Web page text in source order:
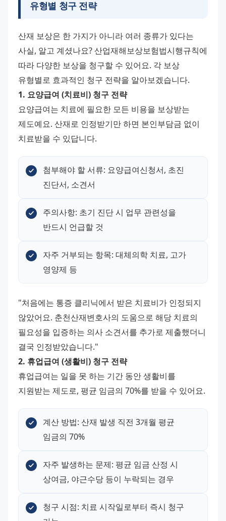
유형별 청구 전략
산재 보상은 한 가지가 아니라 여러 종류가 있다는
사실, 알고 계셨나요? 산업재해보상보험법시행규칙에
따라 다양한 보상을 청구할 수 있어요. 각 보상
유형별로 효과적인 청구 전략을 알아보겠습니다.
1. 요양급여 (치료비) 청구 전략
요양급여는 치료에 필요한 모든 비용을 보상받는
제도예요. 산재로 인정받기만 하면 본인부담금 없이
치료받을 수 있답니다.
첨부해야 할 서류: 요양급여신청서, 초진
진단서, 소견서
주의사항: 초기 진단 시 업무 관련성을
반드시 언급할 것
자주 거부되는 항목: 대체의학 치료, 고가
영양제 등
"처음에는 통증 클리닉에서 받은 치료비가 인정되지
않았어요. 춘천산재변호사의 도움으로 해당 치료의
필요성을 입증하는 의사 소견서를 추가로 제출했더니
결국 인정받았습니다."
2. 휴업급여 (생활비) 청구 전략
휴업급여는 일을 못 하는 기간 동안 생활비를
지원받는 제도로, 평균 임금의 70%를 받을 수 있어요.
계산 방법: 산재 발생 직전 3개월 평균
임금의 70%
자주 발생하는 문제: 평균 임금 산정 시
상여금, 야근수당 등이 누락되는 경우
청구 시점: 치료 시작일로부터 즉시 청구